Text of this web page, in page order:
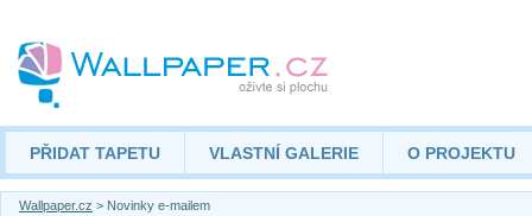
PŘIDAT TAPETU VLASTNÍ GALERIE O PROJEKTU
Wallpaper.cz > Novinky e-mailem